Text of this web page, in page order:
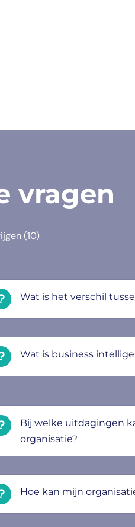
vragen
(10)
Wat is het verschil
Wat is business
Bij welke uitdagingen
organisatie?
Hoe kan mijn